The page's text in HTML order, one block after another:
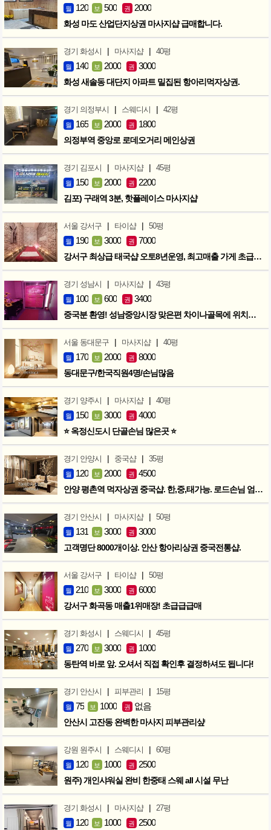
월 120 보 500 권 2000
화성 마도 산업단지상권 마사지샵 급매합니다.
경기 화성시 | 마사지샵 | 40평
월 140 보 2000 권 3000
화성 새솔동 대단지 아파트 밀집된 항아리먹자상권.
경기 의정부시 | 스웨디시 | 42평
월 165 보 2000 권 1800
의정부역 중앙로 로데오거리 메인상권
경기 김포시 | 마사지샵 | 45평
월 150 보 2000 권 2200
김포) 구래역 3분, 핫플레이스 마사지샵
서울 강서구 | 타이샵 | 50평
월 190 보 3000 권 7000
강서구 최상급 태국샵 오토8년운영, 최고매출 가게 초급매!!!
경기 성남시 | 마사지샵 | 43평
월 100 보 600 권 3400
중국분 환영! 성남중앙시장 맞은편 차이나골목에 위치한 마사지샵
서울 동대문구 | 마사지샵 | 40평
월 170 보 2000 권 8000
동대문구/한국직원4명/손님많음
경기 양주시 | 마사지샵 | 40평
월 150 보 3000 권 4000
⭐ 옥정신도시 단골손님 많은곳 ⭐
경기 안양시 | 중국샵 | 35평
월 120 보 2000 권 4500
안양 평촌역 먹자상권 중국샵. 한,중,태가능. 로드손님 엄청많아요!
경기 안산시 | 마사지샵 | 50평
월 131 보 3000 권 3000
고객명단 8000개이상. 안산 항아리상권 중국전통샵.
서울 강서구 | 타이샵 | 50평
월 210 보 3000 권 6000
강서구 화곡동 매출1위매장! 초급급급매
경기 화성시 | 스웨디시 | 45평
월 270 보 3000 권 1000
동탄역 바로 앞. 오셔서 직접 확인후 결정하셔도 됩니다!
경기 안산시 | 피부관리 | 15평
월 75 보 1000 권 없음
안산시 고잔동 완벽한 마사지 피부관리샾
강원 원주시 | 스웨디시 | 60평
월 120 보 1000 권 2500
원주) 개인샤워실 완비 한중태 스웨 all 시설 무난
경기 화성시 | 마사지샵 | 27평
월 120 보 1000 권 2500